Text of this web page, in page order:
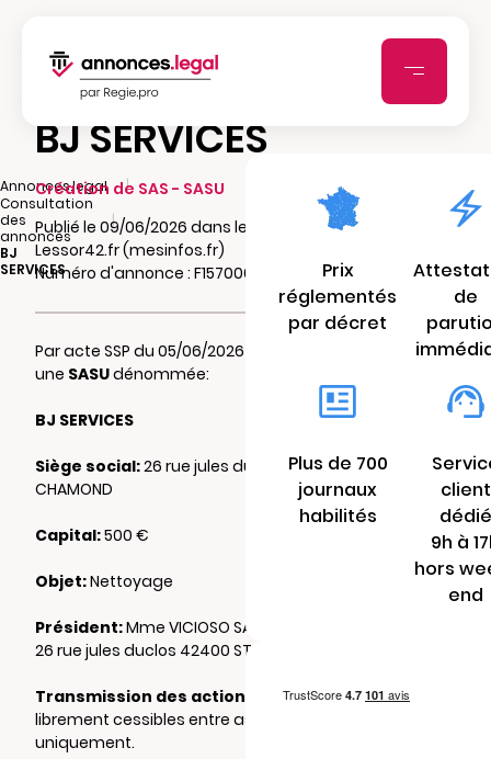
Annonces.legal
|
Consultation
des
annonces
|
BJ
SERVICES
BJ SERVICES
Création de SAS - SASU
Publié le 09/06/2026 dans le journal
Lessor42.fr (mesinfos.fr)
Numéro d'annonce : F1570003606da
Par acte SSP du 05/06/2026 il a été constitué
une SASUdénommée:
BJ SERVICES
Siège social:26 rue jules duclos 42400 ST
CHAMOND
Capital:500 €
Objet:Nettoyage
Président:Mme VICIOSO SANCHEZ Felicidad
26 rue jules duclos 42400 ST CHAMOND
Transmission des actions:
Actions
librement cessibles entre associés
uniquement.
Prix
réglementés
par décret
de
Plus de 700
journaux
habilités
client
dédié
9h à
hors
end